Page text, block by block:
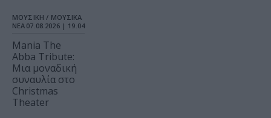
ΜΟΥΣΙΚΗ / ΜΟΥΣΙΚΑ
ΝΕΑ 07.08.2026 | 19.04
Mania The
Abba Tribute:
Μια μοναδική
συναυλία στο
Christmas
Theater